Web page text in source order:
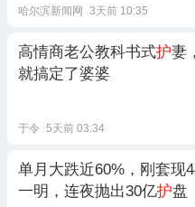
哈尔滨新闻网 3天前 10:35
高情商老公教科书式护妻
就搞定了婆婆
于令 5天前 03:34
单月大跌近60%，刚套现
一明，连夜抛出30亿护盘